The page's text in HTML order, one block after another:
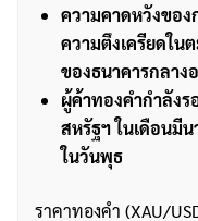
ความคาดหวังของ
ความตึงเครียดใ
ของธนาคารกลาง
ผู้ค้าทองคำกำลังร
สหรัฐฯ ในเดือนมี
ในวันพุธ
ราคาทองคำ (XAU/